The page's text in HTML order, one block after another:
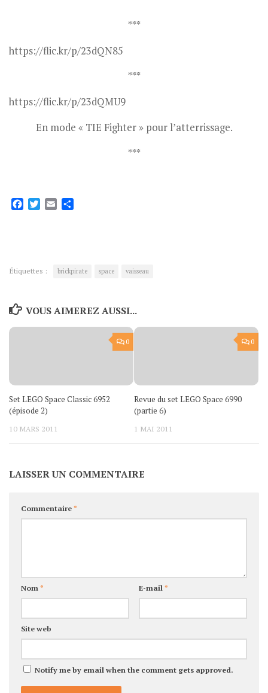
***
https://flic.kr/p/23dQN85
***
https://flic.kr/p/23dQMU9
En mode « TIE Fighter » pour l’atterrissage.
***
Facebook
Twitter
Email
Étiquettes : brickpirate space vaisseau
VOUS AIMEREZ AUSSI...
0
Set LEGO Space Classic 6952
(épisode 2)
10 MARS 2011
0
Revue du set LEGO Space 6990
(partie 6)
1 MAI 2011
LAISSER UN COMMENTAIRE
Commentaire*
Nom* E-mail*
Site web
Notify me by email when the comment gets approved.